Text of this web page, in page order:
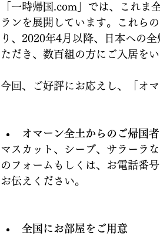
「一時帰国.com」では、これま
ランを展開しています。これら
り、2020年4月以降、日本への
ただき、数百組の方にご入居を
今回、ご好評にお応えし、「オ
オマーン全土からのご帰国
マスカット、シーブ、サラーラ
のフォームもしくは、お電話番
お伝えください。
全国にお部屋をご用意